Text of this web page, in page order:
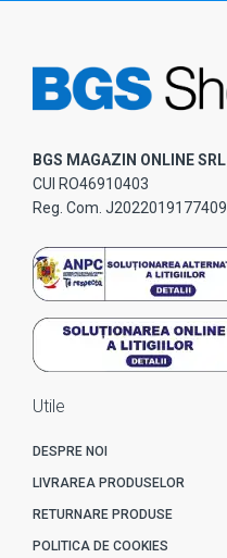
BGS MAGAZIN ONLINE SRL
CUI RO46910403
Reg. Com. J2022019177409
Utile
DESPRE NOI
LIVRAREA PRODUSELOR
RETURNARE PRODUSE
POLITICA DE COOKIES